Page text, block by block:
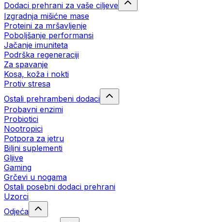
Dodaci prehrani za vaše ciljeve
Izgradnja mišićne mase
Proteini za mršavljenje
Poboljšanje performansi
Jačanje imuniteta
Podrška regeneraciji
Za spavanje
Kosa, koža i nokti
Protiv stresa
Ostali prehrambeni dodaci
Probavni enzimi
Probiotici
Nootropici
Potpora za jetru
Biljni suplementi
Gljive
Gaming
Grčevi u nogama
Ostali posebni dodaci prehrani
Uzorci
Odjeća